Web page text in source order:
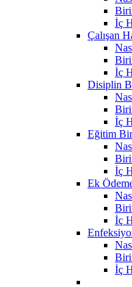
İç
Çalışan
İç
Disiplin
İç
Eğitim
İç
Ek
İç
İç